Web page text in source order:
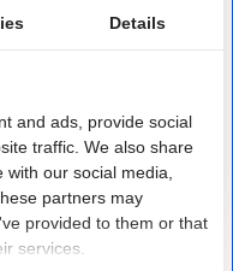
binnenunits
uit verschillende
Pre-order
Details
and ads, provide social
traffic. We also share
our social media,
partners may
provided to them or that
services.